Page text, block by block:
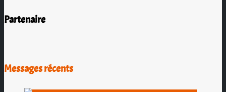
Partenaire
Messages récents